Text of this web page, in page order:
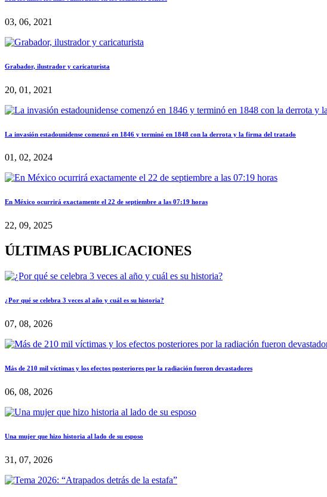
03, 06, 2021
Grabador, ilustrador y caricaturista
20, 01, 2021
La invasión estadounidense comenzó en 1846 y terminó en 1848 con la derrota y la firma del tratado
01, 02, 2024
En México ocurrirá exactamente el 22 de septiembre a las 07:19 horas
22, 09, 2025
ÚLTIMAS PUBLICACIONES
¿Por qué se celebra 3 veces al año y cuál es su historia?
07, 08, 2026
Más de 210 mil víctimas y los efectos posteriores por la radiación fueron devastadores
06, 08, 2026
Una mujer que hizo historia al lado de su esposo
31, 07, 2026